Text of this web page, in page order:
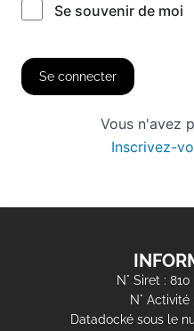
Se souvenir de moi
Se connecter
Vous n'avez
Inscrivez-
N° Siret :
N° Activité
Datadocké sous le